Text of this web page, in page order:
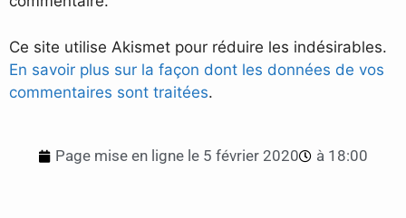
Ce site utilise Akismet pour réduire les indésirables.
En savoir plus sur la façon dont les données de vos
commentaires sont traitées.
Page mise en ligne le 5 février 2020 à 18:00